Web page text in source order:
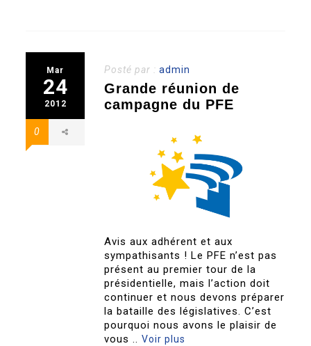
Mar
24
2012
0
Posté par :admin
Grande réunion de
campagne du PFE
Avis aux adhérent et aux
sympathisants ! Le PFE n’est pas
présent au premier tour de la
présidentielle, mais l’action doit
continuer et nous devons préparer
la bataille des législatives. C’est
pourquoi nous avons le plaisir de
vous ..Voir plus